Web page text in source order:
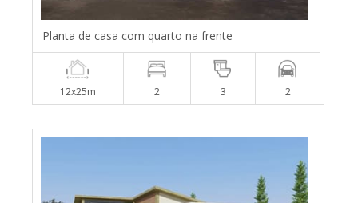
Planta de casa com quarto na frente
12x25m 2 3 2